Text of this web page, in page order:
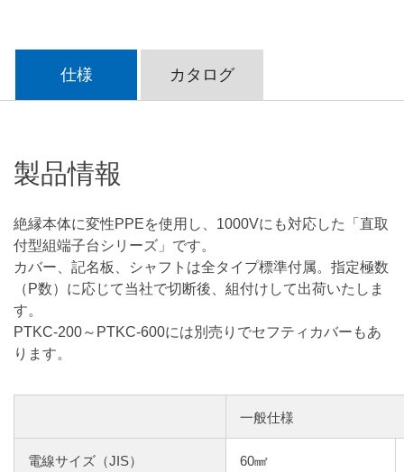
仕様 カタログ
製品情報
絶縁本体に変性PPEを使用し、1000Vにも対応した「直取
付型組端子台シリーズ」です。
カバー、記名板、シャフトは全タイプ標準付属。指定極数
（P数）に応じて当社で切断後、組付けして出荷いたしま
す。
PTKC-200～PTKC-600には別売りでセフティカバーもあ
ります。
一般仕様
電線サイズ（JIS） 60㎟